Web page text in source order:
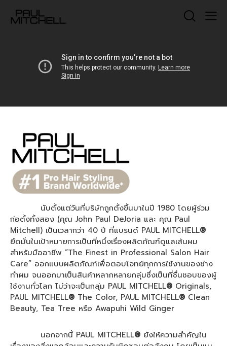
นับตั้งแต่วันที่บริษัทถูกตั้งขึ้นมาในปี 1980 โดยผู้ร่วม
ก่อตั้งทั้งสอง (คุณ John Paul DeJoria และ คุณ Paul
Mitchell) เป็นเวลากว่า 40 ปี ที่แบรนด์ PAUL MITCHELL®
ยึดมั่นในเป้าหมายการเป็นที่หนึ่งเรื่องผลิตภัณฑ์ดูแลเส้นผม
สำหรับมืออาชีพ “The Finest in Professional Salon Hair
Care” ออกแบบผลิตภัณฑ์เพื่อตอบโจทย์ทุกการใช้งานของช่าง
ทำผม จนออกมาเป็นสินค้าหลากหลายกลุ่มซึ่งเป็นที่ชื่นชอบของผู้
ใช้งานทั่วโลก ไม่ว่าจะเป็นกลุ่ม PAUL MITCHELL® Originals,
PAUL MITCHELL® The Color, PAUL MITCHELL® Clean
Beauty, Tea Tree หรือ Awapuhi Wild Ginger
นอกจากนี้ PAUL MITCHELL® ยังให้ความสำคัญใน